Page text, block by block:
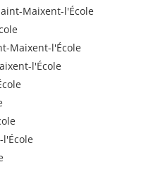
Maixent-l'École
Maixent-l'École
l'École